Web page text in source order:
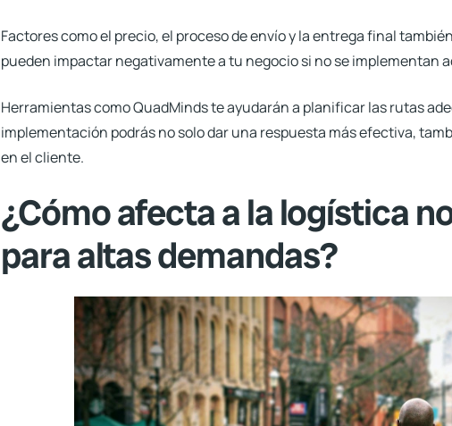
Factores como el precio, el proceso de envío y la entrega final
pueden impactar negativamente a tu negocio si no se implementan
Herramientas como QuadMinds te ayudarána planificar las rutas
implementación podrás no solo dar una respuesta más efectiva,
en el cliente.
¿Cómo afecta a la logística
para altas demandas?